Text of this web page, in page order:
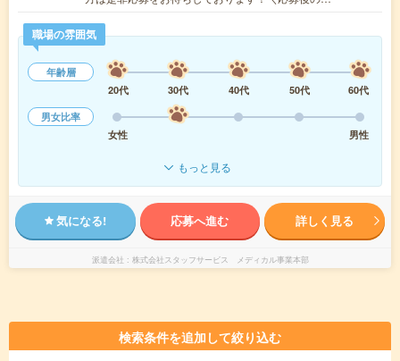
職場の雰囲気
年齢層
20代
30代 40代 50代
60代
男女比率
女性
男性
もっと見る
気になる! 応募へ進む 詳しく見る
派遣会社 株式会社スタッフサービス メディカル事業本部
検索条件を追加して絞り込む